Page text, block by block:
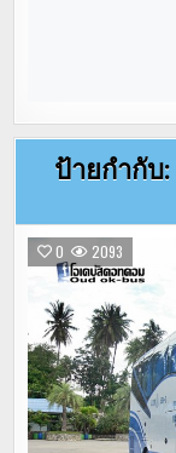
ป้ายกำกับ:
0 2093